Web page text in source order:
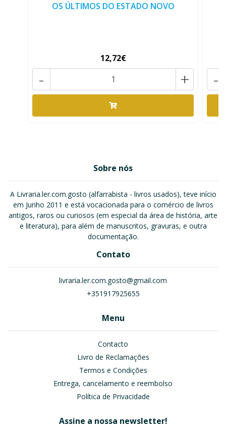
OS ÚLTIMOS DO ESTADO NOVO
12,72€
+
- -
Sobre nós
A Livraria.ler.com.gosto (alfarrabista - livros usados), teve início
em Junho 2011 e está vocacionada para o comércio de livros
antigos, raros ou curiosos (em especial da área de história, arte
e literatura), para além de manuscritos, gravuras, e outra
documentação.
Contato
livraria.ler.com.gosto@gmail.com
+351917925655
Menu
Contacto
Livro de Reclamações
Termos e Condições
Entrega, cancelamento e reembolso
Política de Privacidade
Assine a nossa newsletter!